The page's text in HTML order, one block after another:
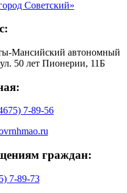
Советский»
Мансийский автономный
50 лет Пионерии, 11Б
7-89-56
граждан:
7-89-73